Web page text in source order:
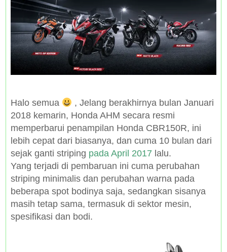
Halo semua
, Jelang berakhirnya bulan Januari
2018 kemarin, Honda AHM secara resmi
memperbarui penampilan Honda CBR150R, ini
lebih cepat dari biasanya, dan cuma 10 bulan dari
sejak ganti striping pada April 2017 lalu.
Yang terjadi di pembaruan ini cuma perubahan
striping minimalis dan perubahan warna pada
beberapa spot bodinya saja, sedangkan sisanya
masih tetap sama, termasuk di sektor mesin,
spesifikasi dan bodi.